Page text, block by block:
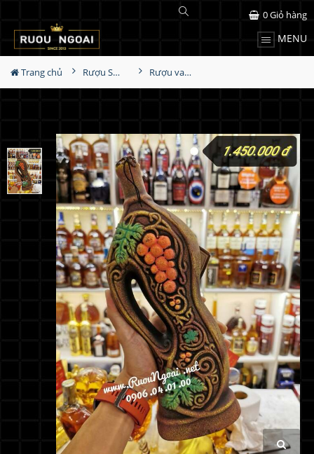
MENU
0Giỏ hàng
Trang chủ Rượu Sưu Tầm - Nga Rượu vang Georgia Reb Wines S34